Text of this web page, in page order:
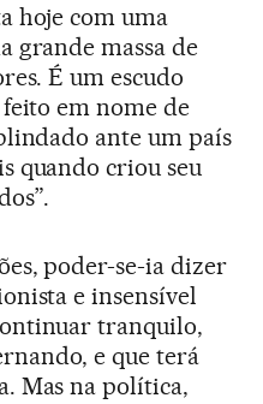
hoje com uma
grande massa de
É um escudo
em nome de
ante um país
quando criou seu
poder-se-ia dizer
e insensível
tranquilo,
e que terá
Mas na política,